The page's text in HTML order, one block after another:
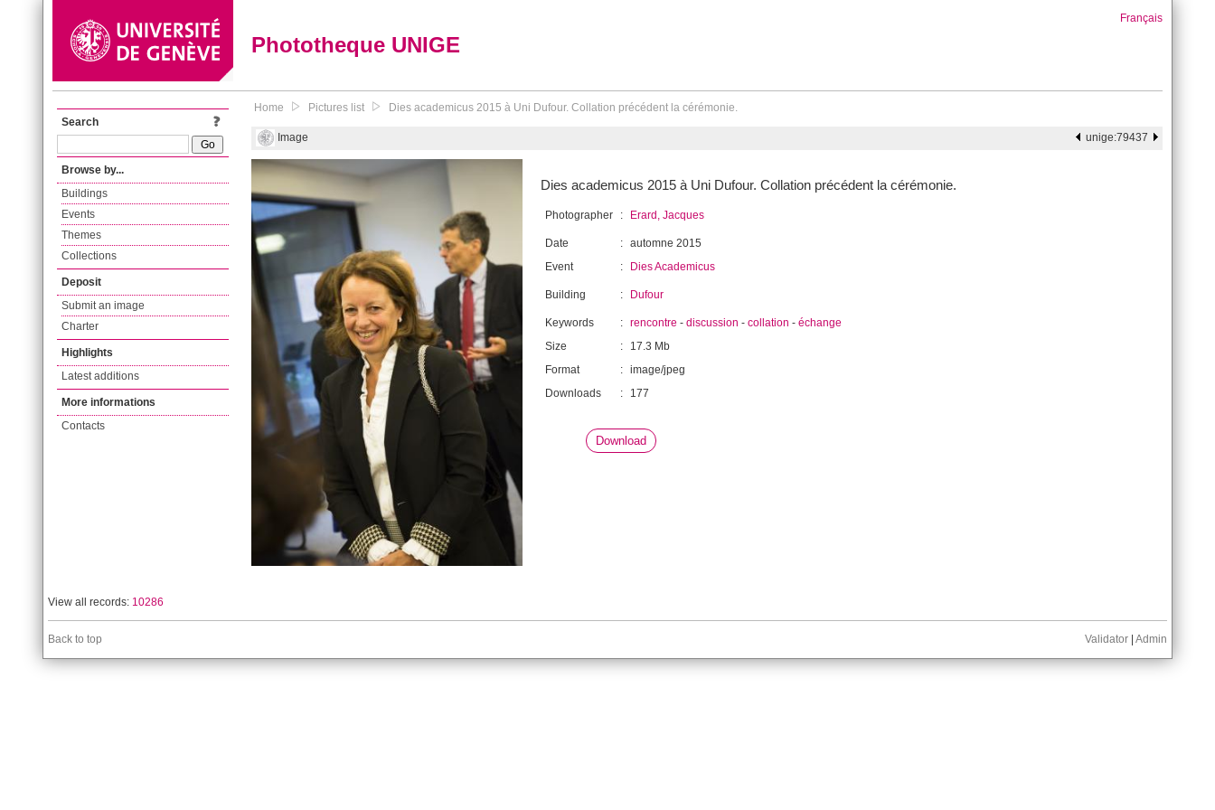
Phototheque UNIGE
Français
Search
Browse by...
Buildings
Events
Themes
Collections
Deposit
Submit an image
Charter
Highlights
Latest additions
More informations
Contacts
Home Pictures list Dies academicus 2015 à Uni Dufour. Collation précédent la cérémonie.
Image unige:79437
Dies academicus 2015 à Uni Dufour. Collation précédent la cérémonie.
Photographer : Erard, Jacques
Date : automne 2015
Event
: Dies Academicus
Building : Dufour
Keywords : rencontre - discussion - collation - échange
Size
:
17.3 Mb
Format
: image/jpeg
Downloads
: 177
Download
View all records: 10286
Back to top Validator Admin